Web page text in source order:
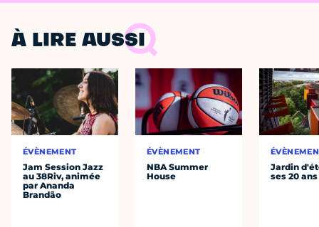
À LIRE AUSSI
ÉVÈNEMENT
Jam Session Jazz
au 38Riv, animée
par Ananda
Brandão
ÉVÈNEMENT
NBA Summer
House
Jardin
ses 20 ans